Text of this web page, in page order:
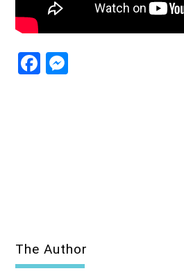
Facebook
The Author